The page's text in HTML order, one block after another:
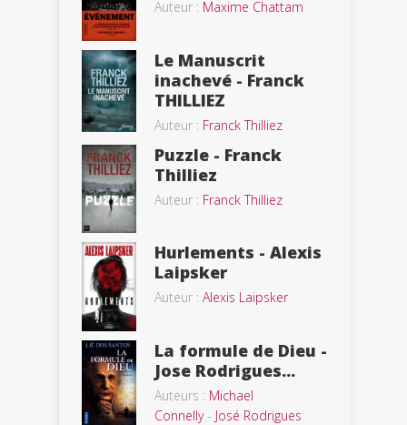
Auteur : Maxime Chattam
Le Manuscrit
inachevé - Franck
THILLIEZ
Auteur : Franck Thilliez
Puzzle - Franck
Thilliez
Auteur : Franck Thilliez
Hurlements - Alexis
Laipsker
Auteur : Alexis Laipsker
La formule de Dieu -
Jose Rodrigues...
Auteurs : Michael
Connelly- José Rodrigues